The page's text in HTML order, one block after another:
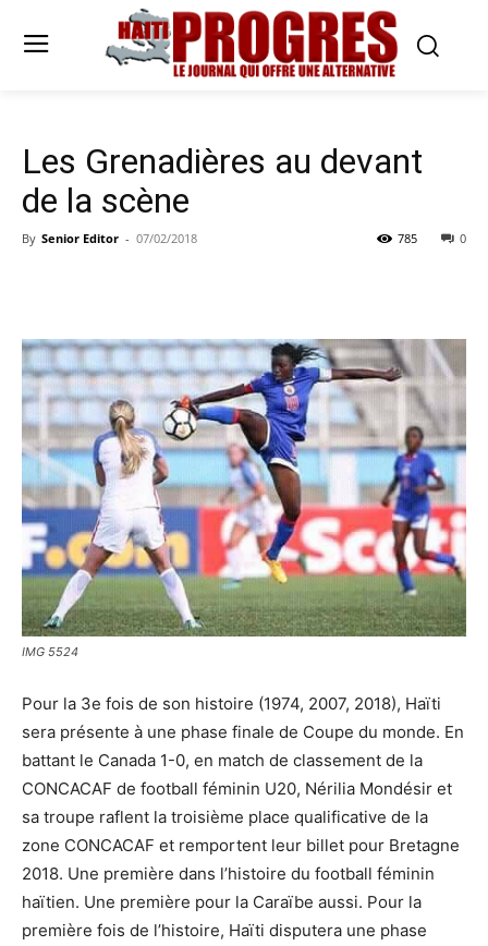
Les Grenadières au devant
de la scène
By Senior Editor - 07/02/2018 0
785
IMG 5524
Pour la 3e fois de son histoire (1974, 2007, 2018), Haïti
sera présente à une phase finale de Coupe du monde. En
battant le Canada 1-0, en match de classement de la
CONCACAF de football féminin U20, Nérilia Mondésir et
sa troupe raflent la troisième place qualificative de la
zone CONCACAF et remportent leur billet pour Bretagne
2018. Une première dans l’histoire du football féminin
haïtien. Une première pour la Caraïbe aussi. Pour la
première fois de l’histoire, Haïti disputera une phase